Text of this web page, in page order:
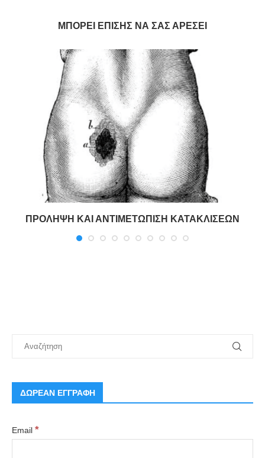
ΜΠΟΡΕΊ ΕΠΊΣΗΣ ΝΑ ΣΑΣ ΑΡΈΣΕΙ
ΠΡΟΛΗΨΗ ΚΑΙ ΑΝΤΙΜΕΤΩΠΙΣΗ ΚΑΤΑΚΛΙΣΕΩΝ
ΔΩΡΕΑΝ ΕΓΓΡΑΦΗ
Email *